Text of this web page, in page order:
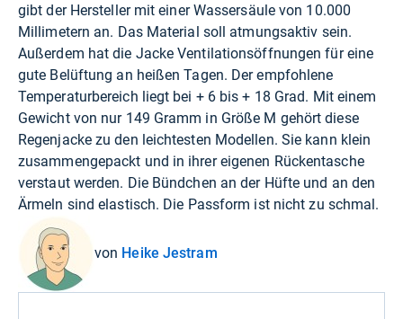
gibt der Hersteller mit einer Wassersäule von 10.000
Millimetern an. Das Material soll atmungsaktiv sein.
Außerdem hat die Jacke Ventilationsöffnungen für eine
gute Belüftung an heißen Tagen. Der empfohlene
Temperaturbereich liegt bei + 6 bis + 18 Grad. Mit einem
Gewicht von nur 149 Gramm in Größe M gehört diese
Regenjacke zu den leichtesten Modellen. Sie kann klein
zusammengepackt und in ihrer eigenen Rückentasche
verstaut werden. Die Bündchen an der Hüfte und an den
Ärmeln sind elastisch. Die Passform ist nicht zu schmal.
von Heike Jestram